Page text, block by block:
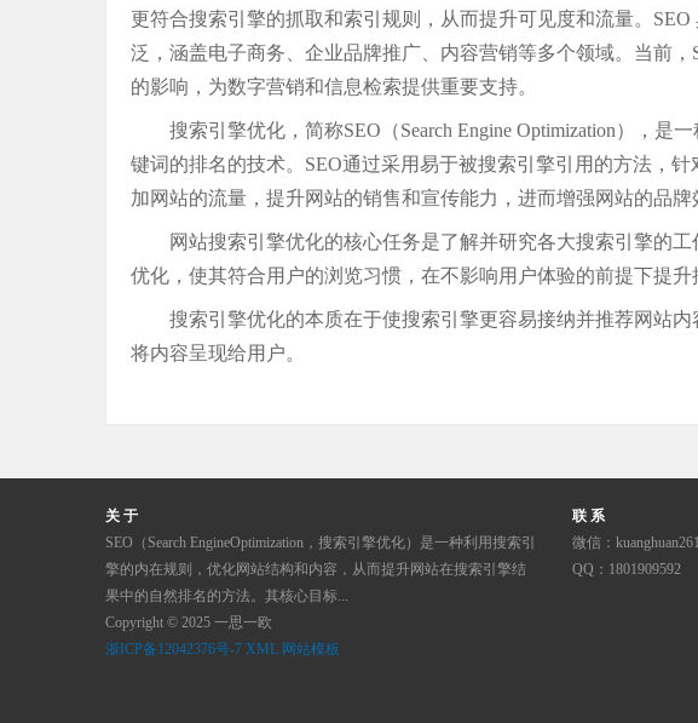
更符合搜索引擎的抓取和索引规则，从而提升可见度和流量。
泛，涵盖电子商务、企业品牌推广、内容营销等多个领域。当前
的影响，为数字营销和信息检索提供重要支持。
搜索引擎优化，简称SEO（Search Engine Optimization），
键词的排名的技术。SEO通过采用易于被搜索引擎引用的方法，
加网站的流量，提升网站的销售和宣传能力，进而增强网站的品牌
网站搜索引擎优化的核心任务是了解并研究各大搜索引擎的
优化，使其符合用户的浏览习惯，在不影响用户体验的前提下提
搜索引擎优化的本质在于使搜索引擎更容易接纳并推荐网站
将内容呈现给用户。
关 于
SEO（Search EngineOptimization，搜索引擎优化）是一种利用搜索引
擎的内在规则，优化网站结构和内容，从而提升网站在搜索引擎结
果中的自然排名的方法。其核心目标...
Copyright © 2025 一思一欧
浙ICP备12042376号-7 XML 网站模板
联 系
微信：
QQ：1801909592